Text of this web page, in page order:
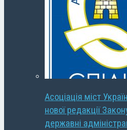
Асоціація міст
нової редакції
державні